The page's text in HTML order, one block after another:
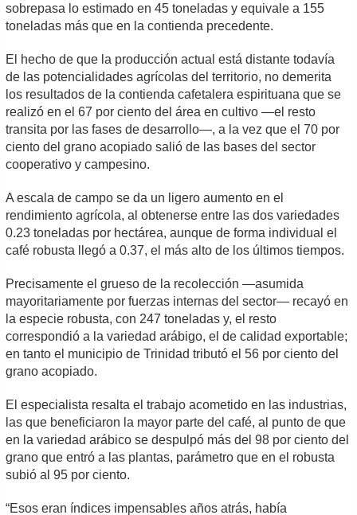
sobrepasa lo estimado en 45 toneladas y equivale a 155
toneladas más que en la contienda precedente.
El hecho de que la producción actual está distante todavía
de las potencialidades agrícolas del territorio, no demerita
los resultados de la contienda cafetalera espirituana que se
realizó en el 67 por ciento del área en cultivo —el resto
transita por las fases de desarrollo—, a la vez que el 70 por
ciento del grano acopiado salió de las bases del sector
cooperativo y campesino.
A escala de campo se da un ligero aumento en el
rendimiento agrícola, al obtenerse entre las dos variedades
0.23 toneladas por hectárea, aunque de forma individual el
café robusta llegó a 0.37, el más alto de los últimos tiempos.
Precisamente el grueso de la recolección —asumida
mayoritariamente por fuerzas internas del sector— recayó en
la especie robusta, con 247 toneladas y, el resto
correspondió a la variedad arábigo, el de calidad exportable;
en tanto el municipio de Trinidad tributó el 56 por ciento del
grano acopiado.
El especialista resalta el trabajo acometido en las industrias,
las que beneficiaron la mayor parte del café, al punto de que
en la variedad arábico se despulpó más del 98 por ciento del
grano que entró a las plantas, parámetro que en el robusta
subió al 95 por ciento.
“Esos eran índices impensables años atrás, había